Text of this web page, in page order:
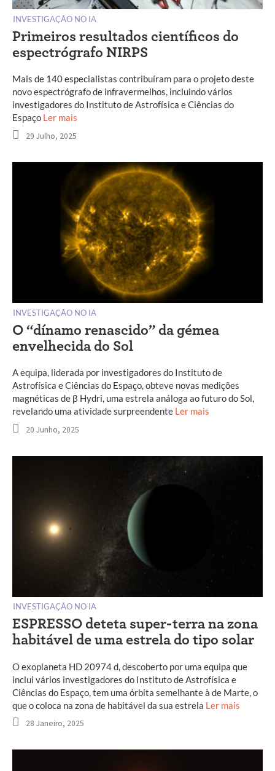
INVESTIGAÇÃO NO IA
Primeiros resultados científicos do
espectrógrafo NIRPS
Mais de 140 especialistas contribuíram para o projeto deste
novo espectrógrafo de infravermelhos, incluindo vários
investigadores do Instituto de Astrofísica e Ciências do
Espaço Ler mais
29 Julho, 2025
INVESTIGAÇÃO NO IA
O “dínamo renascido” da gémea
envelhecida do Sol
A equipa, liderada por investigadores do Instituto de
Astrofísica e Ciências do Espaço, obteve novas medições
magnéticas de β Hydri, uma estrela análoga ao futuro do Sol,
revelando uma atividade surpreendente Ler mais
20 Junho, 2025
INVESTIGAÇÃO NO IA
ESPRESSO deteta super-terra na zona
habitável de uma estrela do tipo solar
O exoplaneta HD 20974 d, descoberto por uma equipa que
inclui vários investigadores do Instituto de Astrofísica e
Ciências do Espaço, tem uma órbita semelhante à de Marte, o
que o coloca na zona de habitável da sua estrela Ler mais
28 Janeiro, 2025